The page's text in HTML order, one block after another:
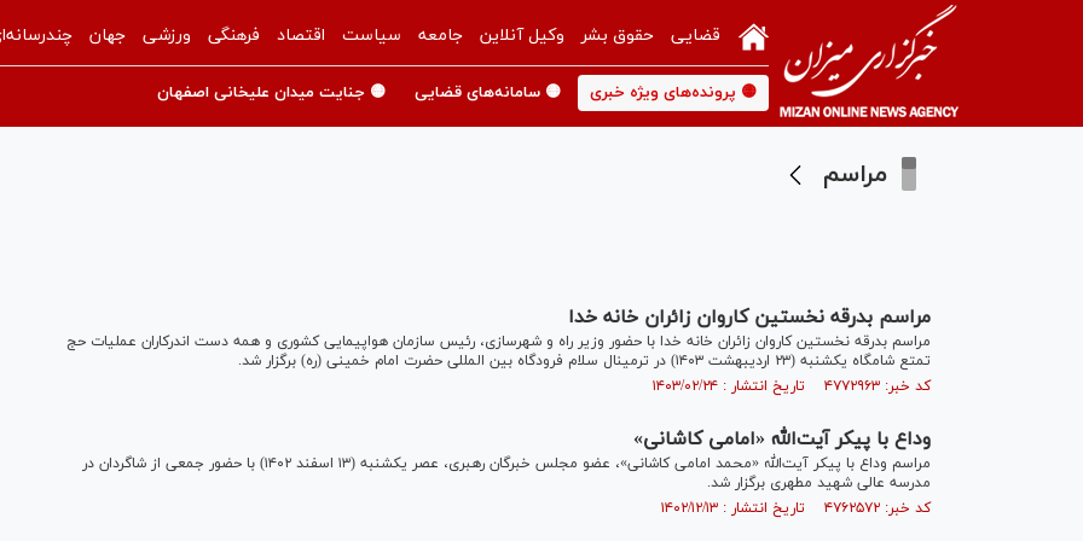
قضایی حقوق بشر وکیل آنلاین جامعه سیاست اقتصاد فرهنگی ورزشی جهان
🟡 پرونده‌های ویژه خبری 🟡 سامانه‌های قضایی 🟡 جنایت میدان علیخانی اصفهان
مراسم
مراسم بدرقه نخستین کاروان زائران خانه خدا
مراسم بدرقه نخستین کاروان زائران خانه خدا با حضور وزیر راه و شهرسازی، رئیس سازمان هواپیمایی کشوری و همه دست اندرکاران عملیات حج
تمتع شامگاه یکشنبه (۲۳ اردیبهشت ۱۴۰۳) در ترمینال سلام فرودگاه بین المللی حضرت امام خمینی (ره) برگزار شد.
کد خبر: ۴۷۷۲۹۶۳ تاریخ انتشار : ۱۴۰۳/۰۲/۲۴
وداع با پیکر آیت‌الله «امامی کاشانی»
مراسم وداع با پیکر آیت‌الله «محمد امامی کاشانی»، عضو مجلس خبرگان رهبری، عصر یکشنبه (۱۳ اسفند ۱۴۰۲) با حضور جمعی از شاگردان در
مدرسه عالی شهید مطهری برگزار شد.
کد خبر: ۴۷۶۲۵۷۲ تاریخ انتشار : ۱۴۰۲/۱۲/۱۳